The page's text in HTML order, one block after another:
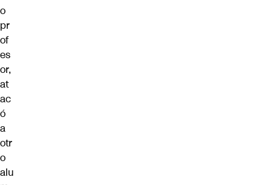
o
pr
of
es
or,
at
ac
ó
a
otr
o
alu